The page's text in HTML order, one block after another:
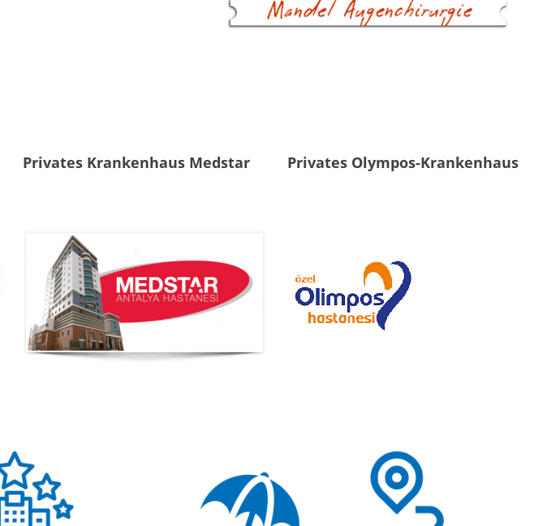
Privates Krankenhaus Medstar Privates Olympos-Krankenhaus